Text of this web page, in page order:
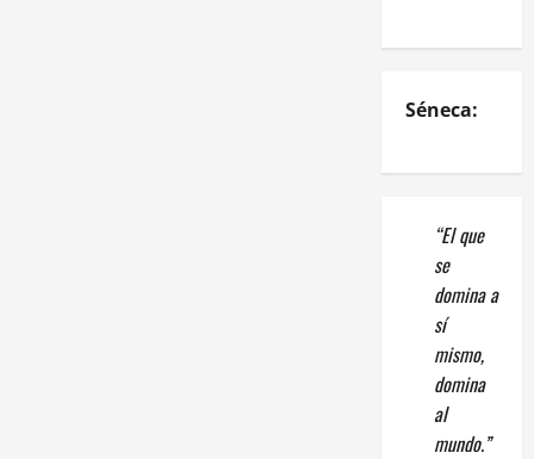
Séneca:
“El que
se
domina a
sí
mismo,
domina
al
mundo.”